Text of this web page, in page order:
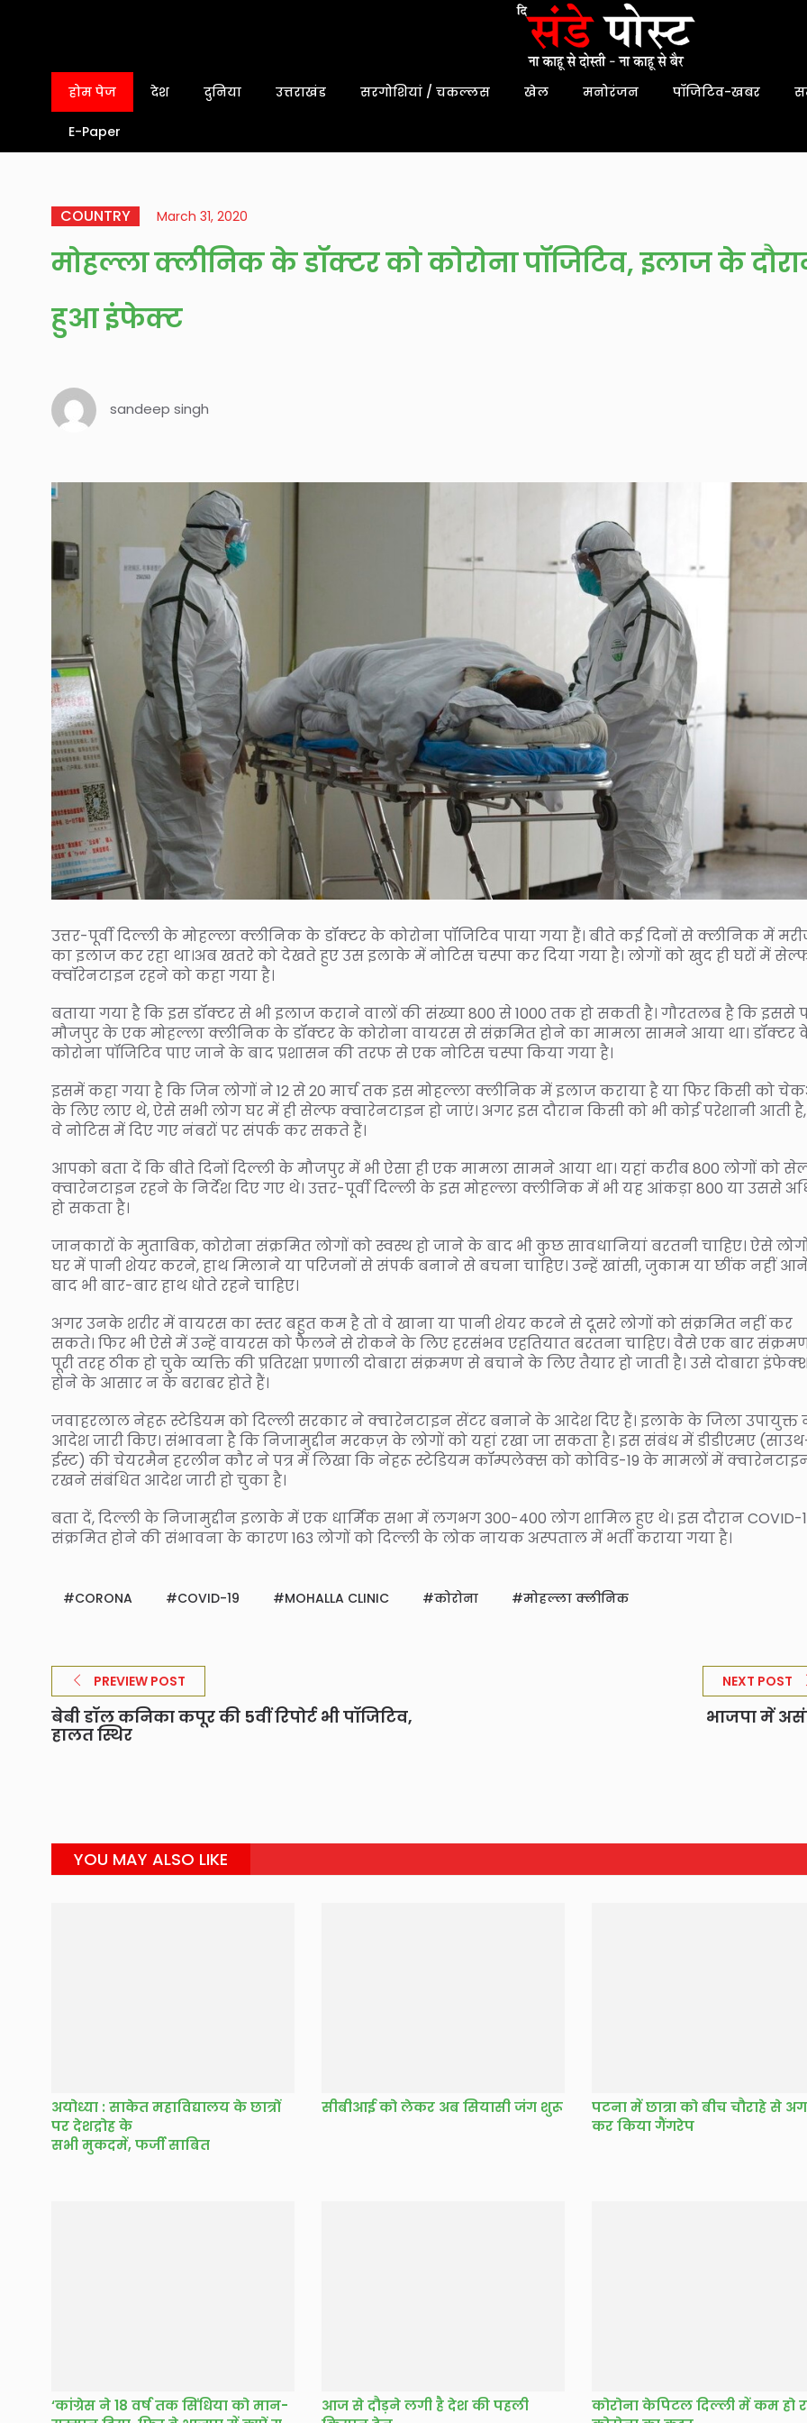
होम पेज देश दुनिया उत्तराखंड सरगोशियां / चकल्लस खेल मनोरंजन पॉजिटिव-खबर
E-Paper
COUNTRY March 31, 2020
मोहल्ला क्लीनिक के डॉक्टर को कोरोना पॉजिटिव, इलाज के
हुआ इंफेक्ट
sandeep singh
उत्तर-पूर्वी दिल्ली के मोहल्ला क्लीनिक के डॉक्टर के कोरोना पॉजिटिव पाया गया हैं। बीते कई दिनों से क्लीनिक में
का इलाज कर रहा था।अब खतरे को देखते हुए उस इलाके में नोटिस चस्पा कर दिया गया है। लोगों को खुद ही घरों में
क्वॉरेनटाइन रहने को कहा गया है।
बताया गया है कि इस डॉक्टर से भी इलाज कराने वालों की संख्या 800 से 1000 तक हो सकती है। गौरतलब है कि इससे
मौजपुर के एक मोहल्ला क्लीनिक के डॉक्टर के कोरोना वायरस से संक्रमित होने का मामला सामने आया था। डॉक्टर
कोरोना पॉजिटिव पाए जाने के बाद प्रशासन की तरफ से एक नोटिस चस्पा किया गया है।
इसमें कहा गया है कि जिन लोगों ने 12 से 20 मार्च तक इस मोहल्ला क्लीनिक में इलाज कराया है या फिर किसी को
के लिए लाए थे, ऐसे सभी लोग घर में ही सेल्फ क्वारेनटाइन हो जाएं। अगर इस दौरान किसी को भी कोई परेशानी आती है,
वे नोटिस में दिए गए नंबरों पर संपर्क कर सकते हैं।
आपको बता दें कि बीते दिनों दिल्ली के मौजपुर में भी ऐसा ही एक मामला सामने आया था। यहां करीब 800 लोगों को
क्वारेनटाइन रहने के निर्देश दिए गए थे। उत्तर-पूर्वी दिल्ली के इस मोहल्ला क्लीनिक में भी यह आंकड़ा 800 या उससे
हो सकता है।
जानकारों के मुताबिक, कोरोना संक्रमित लोगों को स्वस्थ हो जाने के बाद भी कुछ सावधानियां बरतनी चाहिए। ऐसे
घर में पानी शेयर करने, हाथ मिलाने या परिजनों से संपर्क बनाने से बचना चाहिए। उन्‍हें खांसी, जुकाम या छींक नहीं
बाद भी बार-बार हाथ धोते रहने चाहिए।
अगर उनके शरीर में वायरस का स्‍तर बहुत कम है तो वे खाना या पानी शेयर करने से दूसरे लोगों को संक्रमित नहीं कर
सकते। फिर भी ऐसे में उन्हें वायरस को फैलने से रोकने के लिए हरसंभव एहतियात बरतना चाहिए। वैसे एक बार
पूरी तरह ठीक हो चुके व्‍यक्ति की प्रतिरक्षा प्रणाली दोबारा संक्रमण से बचाने के लिए तैयार हो जाती है। उसे दोबारा
होने के आसार न के बराबर होते हैं।
जवाहरलाल नेहरू स्टेडियम को दिल्ली सरकार ने क्‍वारेनटाइन सेंटर बनाने के आदेश दिए हैं। इलाके के जिला उपायुक्त
आदेश जारी किए। संभावना है कि निजामुद्दीन मरकज़ के लोगों को यहां रखा जा सकता है। इस संबंध में डीडीएमए
ईस्ट) की चेयरमैन हरलीन कौर ने पत्र में लिखा कि नेहरू स्टेडियम कॉम्पलेक्स को कोविड-19 के मामलों में
रखने संबंधित आदेश जारी हो चुका है।
बता दें, दिल्ली के निजामुद्दीन इलाके में एक धार्मिक सभा में लगभग 300-400 लोग शामिल हुए थे। इस दौरान COVID-
संक्रमित होने की संभावना के कारण 163 लोगों को दिल्ली के लोक नायक अस्पताल में भर्ती कराया गया है।
CORONA COVID-19 MOHALLA CLINIC कोरोना मोहल्ला क्लीनिक
PREVIEW POST
बेबी डॉल कनिका कपूर की 5वीं रिपोर्ट भी पॉजिटिव,
हालत स्थिर
NEXT POST
भाजपा में
YOU MAY ALSO LIKE
अयोध्या : साकेत महाविद्यालय के छात्रों
पर देशद्रोह के
सभी मुकदमें, फर्जी साबित
सीबीआई को लेकर अब सियासी जंग शुरू
पटना में छात्रा को बीच चौराहे से
कर किया गैंगरेप
‘कांग्रेस ने 18 वर्ष तक सिंधिया को मान-
आज से दौड़ने लगी है देश की पहली
कोरोना केपिटल दिल्ली में कम हो